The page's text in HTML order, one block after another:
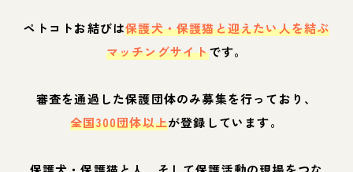
ペトコトお結びは保護犬・保護猫と迎えたい人を結ぶ
マッチングサイトです。
審査を通過した保護団体のみ募集を行っており、
全国300団体以上が登録しています。